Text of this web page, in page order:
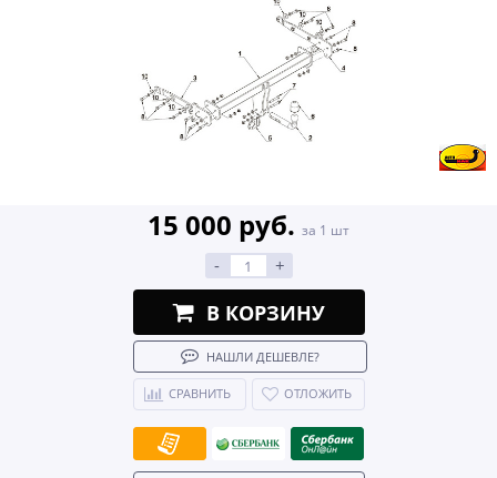
15 000 руб. за 1 шт
- +
В КОРЗИНУ
НАШЛИ ДЕШЕВЛЕ?
СРАВНИТЬ ОТЛОЖИТЬ